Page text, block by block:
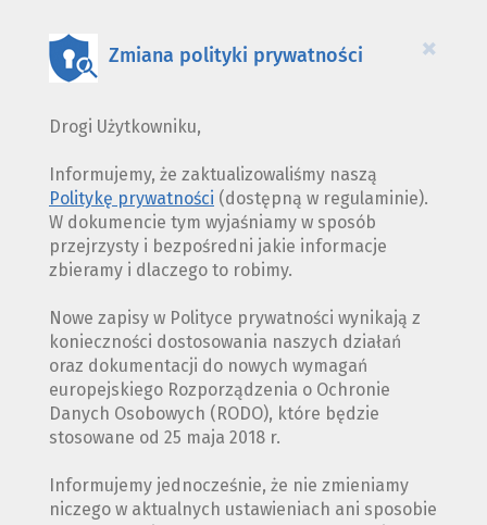
×
Zmiana polityki prywatności
Drogi Użytkowniku,
Informujemy, że zaktualizowaliśmy naszą
Politykę prywatności (dostępną w regulaminie).
W dokumencie tym wyjaśniamy w sposób
przejrzysty i bezpośredni jakie informacje
zbieramy i dlaczego to robimy.
Nowe zapisy w Polityce prywatności wynikają z
konieczności dostosowania naszych działań
oraz dokumentacji do nowych wymagań
europejskiego Rozporządzenia o Ochronie
Danych Osobowych (RODO), które będzie
stosowane od 25 maja 2018 r.
Informujemy jednocześnie, że nie zmieniamy
niczego w aktualnych ustawieniach ani sposobie